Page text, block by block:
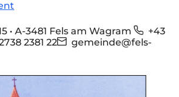
• A-3481 Fels am Wagram
+43
2381 22
gemeinde@fels-